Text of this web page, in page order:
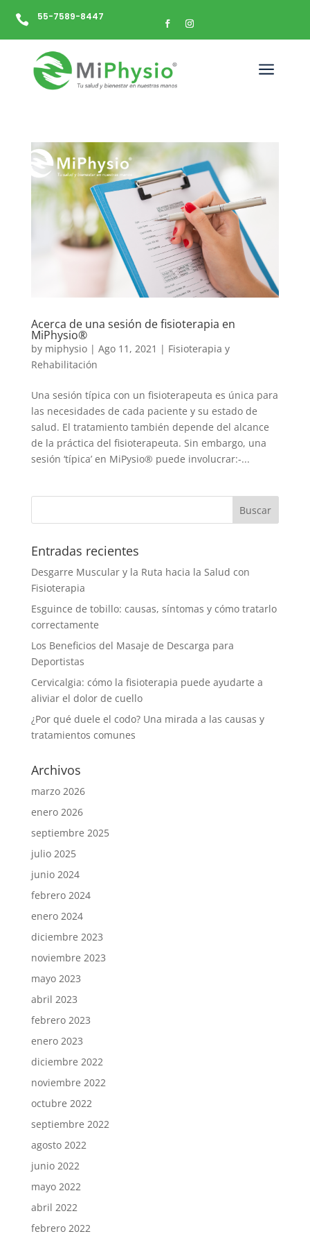
 55-7589-8447
a
Acerca de una sesión de fisioterapia en
MiPhysio®
by miphysio| Ago 11, 2021 | Fisioterapia y
Rehabilitación
Una sesión típica con un fisioterapeuta es única para
las necesidades de cada paciente y su estado de
salud. El tratamiento también depende del alcance
de la práctica del fisioterapeuta. Sin embargo, una
sesión ‘típica’ en MiPysio® puede involucrar:-...
Entradas recientes
Desgarre Muscular y la Ruta hacia la Salud con
Fisioterapia
Esguince de tobillo: causas, síntomas y cómo tratarlo
correctamente
Los Beneficios del Masaje de Descarga para
Deportistas
Cervicalgia: cómo la fisioterapia puede ayudarte a
aliviar el dolor de cuello
¿Por qué duele el codo? Una mirada a las causas y
tratamientos comunes
Archivos
marzo 2026
enero 2026
septiembre 2025
julio 2025
junio 2024
febrero 2024
enero 2024
diciembre 2023
noviembre 2023
mayo 2023
abril 2023
febrero 2023
enero 2023
diciembre 2022
noviembre 2022
octubre 2022
septiembre 2022
agosto 2022
junio 2022
mayo 2022
abril 2022
febrero 2022